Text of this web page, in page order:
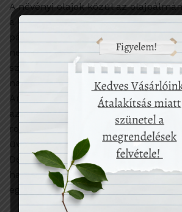
A növényi olajok közül az
a legkevesebb termőterületre.
pálmaolajat más növényi olajokkal
nem oldunk meg semmit, csak egy
száll az a feladat, amit eddig a
napraforgóra, a kókuszra vagy a
Arról nem is beszélve, hogy a kókusz
azon a területen terem, mind az
rontana a helyzeten: több
üvegházhatású gáz, több kihalás
De ugyanez a helyzet például az
ha hirtelen megnőne a kereslet a
egyszerűen nem bírná el a kontinens.